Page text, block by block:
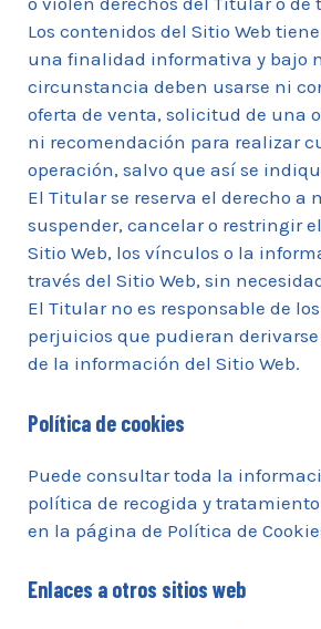
Los contenidos del Sitio Web
una finalidad informativa y bajo
circunstancia deben usarse ni
oferta de venta, solicitud de una
ni recomendación para realizar
operación, salvo que así se
El Titular se reserva el derecho a
suspender, cancelar o restringir
Sitio Web, los vínculos o la
través del Sitio Web, sin
El Titular no es responsable de
perjuicios que pudieran
de la información del Sitio Web.
Política de cookies
Puede consultar toda la
política de recogida y
en la página de Política de
Enlaces a otros sitios web